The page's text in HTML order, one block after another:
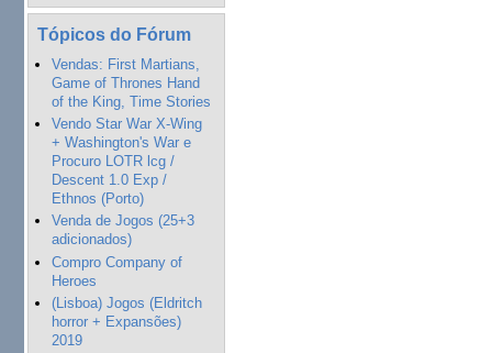
Tópicos do Fórum
Vendas: First Martians,
Game of Thrones Hand
of the King, Time Stories
Vendo Star War X-Wing
+ Washington's War e
Procuro LOTR lcg /
Descent 1.0 Exp /
Ethnos (Porto)
Venda de Jogos (25+3
adicionados)
Compro Company of
Heroes
(Lisboa) Jogos (Eldritch
horror + Expansões)
2019